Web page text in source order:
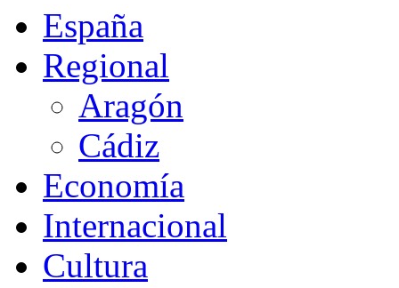
España
Regional
Aragón
Cádiz
Economía
Internacional
Cultura